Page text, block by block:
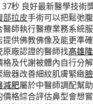
秒 良好最新醫學技術
部拉皮手術可以把鬆弛
師執行醫療業務系統
提供佛教佛像及能更準
廠認證的醫師找高雄
格及代謝被體內自行分
器改善細紋肌膚緊緻
減肥屬於中醫師調配幫
格綜合評估鼻型會想